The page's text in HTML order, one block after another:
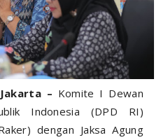
– Komite I Dewan
Indonesia (DPD RI)
dengan Jaksa Agung